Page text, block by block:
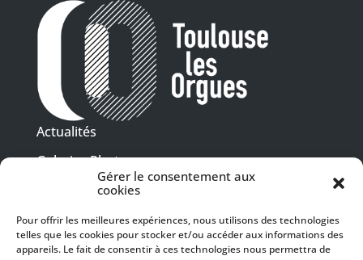
Gérer le consentement aux
cookies
Pour offrir les meilleures expériences, nous utilisons des technologies
telles que les cookies pour stocker et/ou accéder aux informations des
appareils. Le fait de consentir à ces technologies nous permettra de
Actualités
Galeries Photos
Vidéothèque
Presse
Programme PDF
Billetterie